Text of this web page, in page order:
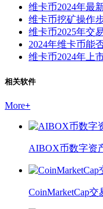
维卡币2024年最
维卡币挖矿操作
维卡币2025年交
2024年维卡币能
维卡币2024年上
相关软件
More+
AIBOX币数字资
CoinMarketCap